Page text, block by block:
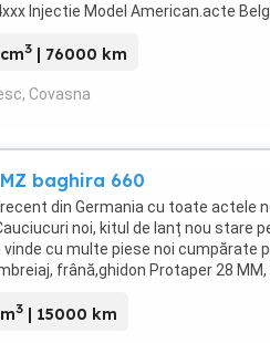
Injectie Model American.acte
3 | 76000 km
Covasna
baghira 660
din Germania cu toate actele
noi, kitul de lanț nou stare
cu multe piese noi cumpărate
frână,ghidon Protaper 28
3 | 15000 km